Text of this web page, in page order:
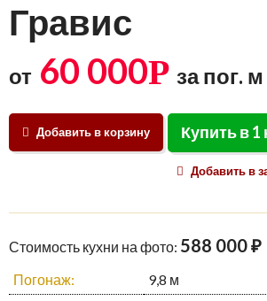
Гравис
от 60 000Р за пог. м
Добавить в корзину Купить в 1
Добавить в
Стоимость кухни на фото: 588 000 ₽
Погонаж:
9,8 м